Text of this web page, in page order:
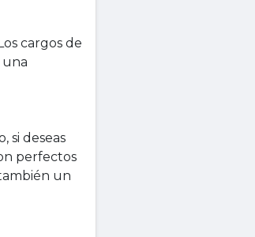
cargos de
si deseas
perfectos
un